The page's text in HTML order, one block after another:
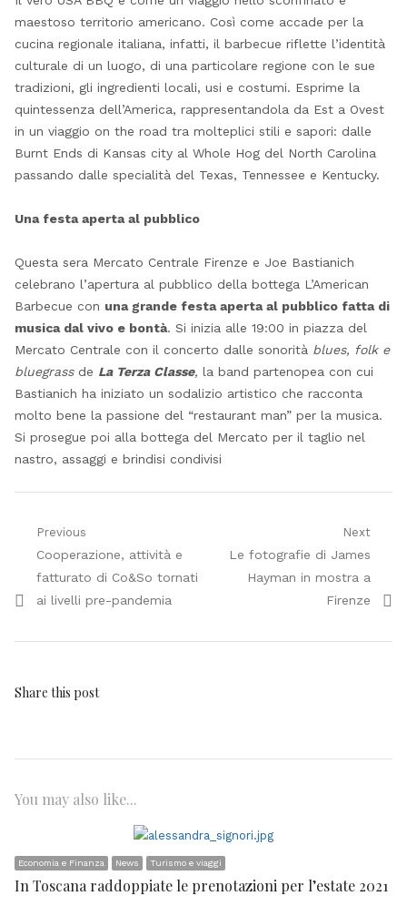
maestoso territorio americano. Così come accade per la
cucina regionale italiana, infatti, il barbecue riflette l’identità
culturale di un luogo, di una particolare regione con le sue
tradizioni, gli ingredienti locali, usi e costumi. Esprime la
quintessenza dell’America, rappresentandola da Est a Ovest
in un viaggio on the road tra molteplici stili e sapori: dalle
Burnt Ends di Kansas city al Whole Hog del North Carolina
passando dalle specialità del Texas, Tennessee e Kentucky.
Una festa aperta al pubblico
Questa sera Mercato Centrale Firenze e Joe Bastianich
celebrano l’apertura al pubblico della bottega L’American
Barbecue con una grande festa aperta al pubblico fatta di
musica dal vivo e bontà. Si inizia alle 19:00 in piazza del
Mercato Centrale con il concerto dalle sonorità blues, folk e
bluegrassde La Terza Classe, la band partenopea con cui
Bastianich ha iniziato un sodalizio artistico che racconta
molto bene la passione del “restaurant man” per la musica.
Si prosegue poi alla bottega del Mercato per il taglio nel
nastro, assaggi e brindisi condivisi
Navigazione
articoli
Previous
Previous
post:
Cooperazione, attività e
fatturato di Co&So tornati
ai livelli pre-pandemia
Next
Next
post:
Le fotografie di James
Hayman in mostra a
Firenze
Share this post
You may also like...
Economia e Finanza News Turismo e viaggi
In Toscana raddoppiate le prenotazioni per l’estate 2021